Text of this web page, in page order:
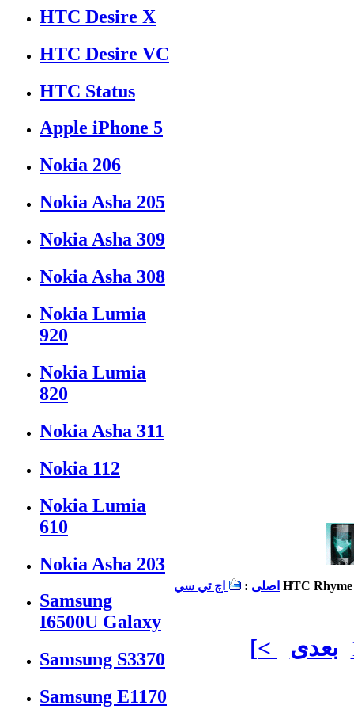
HTC Desire X
HTC Desire VC
HTC Status
Apple iPhone 5
Nokia 206
Nokia Asha 205
Nokia Asha 309
Nokia Asha 308
Nokia Lumia
920
Nokia Lumia
820
Nokia Asha 311
Nokia 112
Nokia Lumia
610
Nokia Asha 203
Samsung
I6500U Galaxy
Samsung S3370
Samsung E1170
اصلی : اچ تي سي HTC Rhyme
[< بعدی